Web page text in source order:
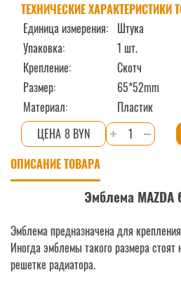
ТЕХНИЧЕСКИЕ ХАРАКТЕРИСТИКИ
Единица измерения: Штука
Упаковка:
1 шт.
Крепление:
Скотч
Размер:
65*52mm
Материал:
Пластик
8 BYN
Количество
товара
65*52mm
ОПИСАНИЕ ТОВАРА
Эмблема MAZDA
Эмблема предназначена для
Иногда эмблемы такого размера
решетке радиатора.